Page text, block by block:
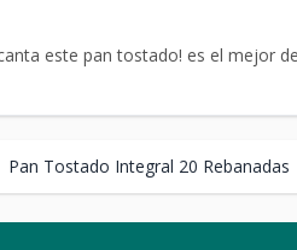
Pan Tostado Integral 20 Rebanadas
este pan tostado! es el mejor